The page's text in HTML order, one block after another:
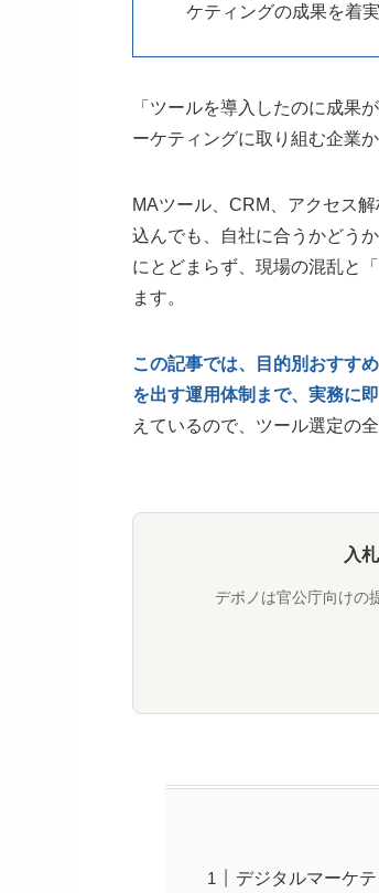
ケティングの成果を着
「ツールを導入したのに成
ーケティングに取り組む企業
MAツール、CRM、アクセス
込んでも、自社に合うかどう
にとどまらず、現場の混乱と
ます。
この記事では、目的別おすす
を出す運用体制まで、実務に
えているので、ツール選定の
入
デボノは官公庁向けの
デジタルマーケ